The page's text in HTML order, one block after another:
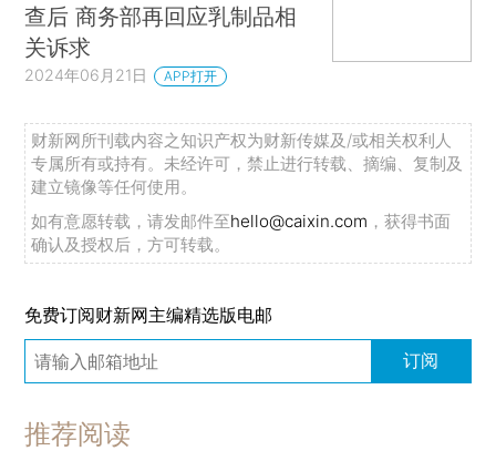
查后 商务部再回应乳制品相
关诉求
2024年06月21日 APP打开
财新网所刊载内容之知识产权为财新传媒及/或相关权利人
专属所有或持有。未经许可，禁止进行转载、摘编、复制及
建立镜像等任何使用。
如有意愿转载，请发邮件至hello@caixin.com ，获得书面
确认及授权后，方可转载。
免费订阅财新网主编精选版电邮
订阅
推荐阅读